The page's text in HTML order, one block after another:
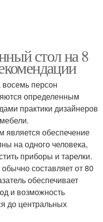
стол на 8
персон
определенным
практики дизайнеров
обеспечение
на одного человека,
приборы и тарелки.
составляет от 80
обеспечивает
и возможность
до центральных